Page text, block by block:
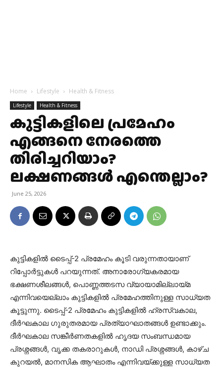
Home Lifestyle Health & Fitness
Lifestyle Health & Fitness
കുട്ടികളിലെ പ്രമേഹം
എങ്ങനെ നേരത്തെ
തിരിച്ചറിയാം?
ലക്ഷണങ്ങൾ എന്തെല്ലാം?
June 25, 2026
കുട്ടികളിൽ ടൈപ്പ്-2 പ്രമേഹം കൂടി വരുന്നതായാണ്
റിപ്പോർട്ടുകൾ പറയുന്നത്. അനാരോഗ്യകരമായ
ഭക്ഷണശീലങ്ങൾ, പൊണ്ണത്തടസ വ്യായാമില്ലായ്മ
എന്നിവയെല്ലാം കുട്ടികളിൽ പ്രമേഹത്തിനുള്ള സാധ്യത
കൂട്ടുന്നു. ടൈപ്പ്-2 പ്രമേഹം കുട്ടികളിൽ ഹ്രസ്വകാല,
ദീർഘകാല ഗുരുതരമായ പ്രത്യാഘാതങ്ങൾ ഉണ്ടാക്കും.
ദീർഘകാല സങ്കീർണതകളിൽ ഹൃദയ സംബന്ധമായ
പ്രശ്നങ്ങൾ, വൃക്ക തകരാറുകൾ, നാഡി പ്രശ്നങ്ങൾ, കാഴ്ച
കുറയൽ, മാനസിക ആഘാതം എന്നിവയ്ക്കുള്ള സാധ്യത